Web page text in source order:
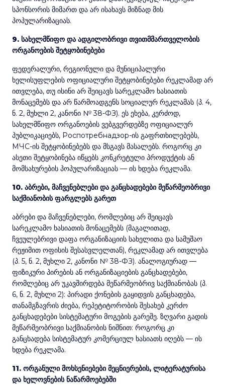
სპონსორის მიმართ და არ ისახავს მიზნად მის
პოპულარიზაციას.
9. სახელმწიფო და ადგილობრივი თვითმმართველობის
ორგანოების შეტყობინებები
ფედერალური, რეგიონული და მუნიციპალური
ხელისუფლების ოფიციალური შეტყობინებები რეკლამად არ
ითვლება, თუ ისინი არ შეიცავს სარეკლამო ხასიათის
მონაცემებს და არ წარმოადგენს სოციალურ რეკლამას (პ. 4,
ნ. 2, მუხლი 2, კანონი № 38-ФЗ). ეს ეხება, კერძოდ,
სახელმწიფო ორგანოების ვებგვერდებზე ოფიციალურ
პუბლიკაციებს, Роспотребнадзор-ის გაფრთხილებებს,
МЧС-ის შეტყობინებებს და მსგავს მასალებს. როგორც კი
ასეთი შეტყობინება იწყებს კონკრეტული პროდუქტის ან
მომსახურების პოპულარიზაციას — ის ხდება რეკლამა.
10. აბრები, მაჩვენებლები და განცხადებები მეწარმეობრივი
საქმიანობის ფარგლებს გარეთ
აბრები და მაჩვენებლები, რომლებიც არ შეიცავს
სარეკლამო ხასიათის მონაცემებს (მაგალითად,
ჩვეულებრივი დაფა ორგანიზაციის სახელითა და სამუშაო
რეჟიმით ოფისის შესასვლელთან), რეკლამად არ ითვლება
(პ. 5, ნ. 2, მუხლი 2, კანონი № 38-ФЗ). ანალოგიურად —
ფიზიკური პირების ან ორგანიზაციების განცხადებები,
რომლებიც არ უკავშირდება მეწარმეობრივ საქმიანობას (პ.
6, ნ. 2, მუხლი 2): პირადი ქონების გაყიდვის განცხადება,
თანამგზავრის ძიება, რეპეტიტორობის შესახებ კერძო
განცხადებები სისტემატური მოგების გარეშე. ზღვარი გადის
მეწარმეობრივი საქმიანობის ნიშნით: როგორც კი
განცხადება სისტემატურ კომერციულ ხასიათს იღებს — ის
ხდება რეკლამა.
11. ორგანული მოხსენიებები მეცნიერების, ლიტერატურისა
და ხელოვნების ნაწარმოებებში